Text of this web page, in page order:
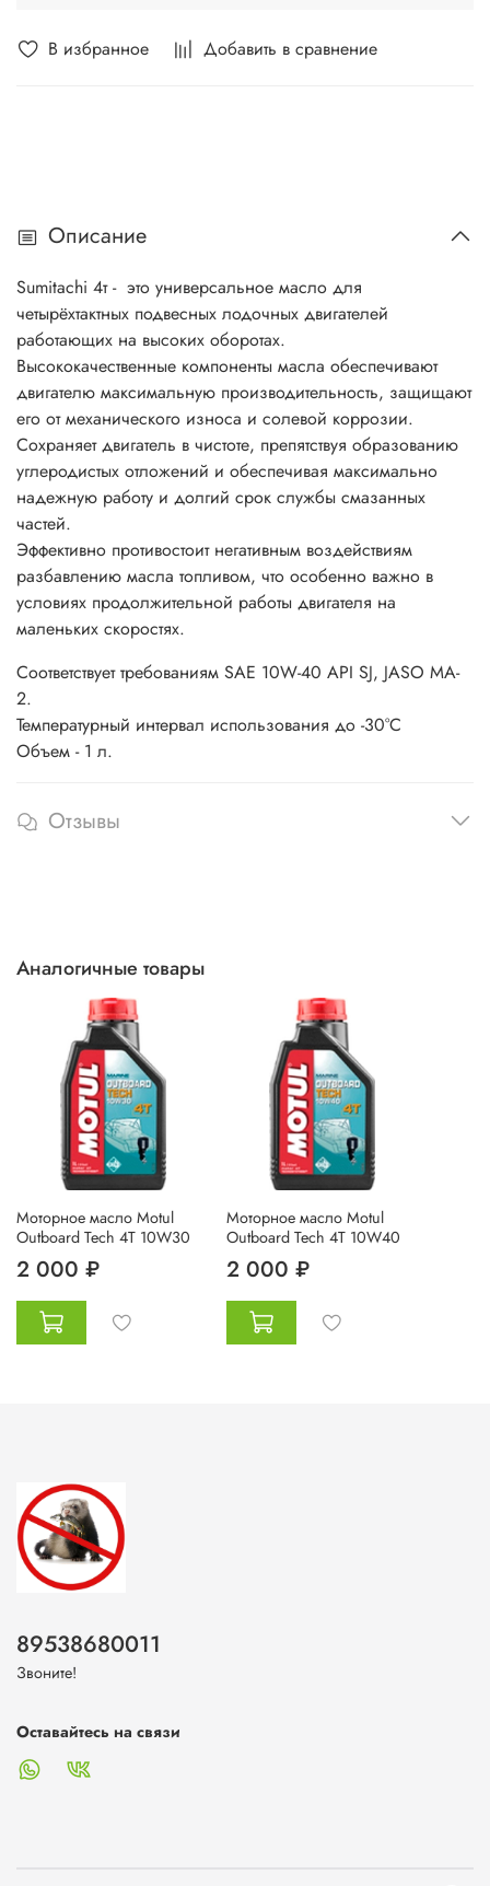
В избранное Добавить в сравнение
Описание
Sumitachi 4т - это универсальное масло для
четырёхтактных подвесных лодочных двигателей
работающих на высоких оборотах.
Высококачественные компоненты масла обеспечивают
двигателю максимальную производительность, защищают
его от механического износа и солевой коррозии.
Сохраняет двигатель в чистоте, препятствуя образованию
углеродистых отложений и обеспечивая максимально
надежную работу и долгий срок службы смазанных
частей.
Эффективно противостоит негативным воздействиям
разбавлению масла топливом, что особенно важно в
условиях продолжительной работы двигателя на
маленьких скоростях.
Соответствует требованиям SAE 10W-40 API SJ, JASO MA-
2.
Температурный интервал использования до -30°C
Объем - 1 л.
Отзывы
Аналогичные товары
Моторное масло Motul
Outboard Tech 4T 10W30
2 000 ₽
Моторное масло Motul
Outboard Tech 4T 10W40
2 000 ₽
89538680011
Звоните!
Оставайтесь на связи